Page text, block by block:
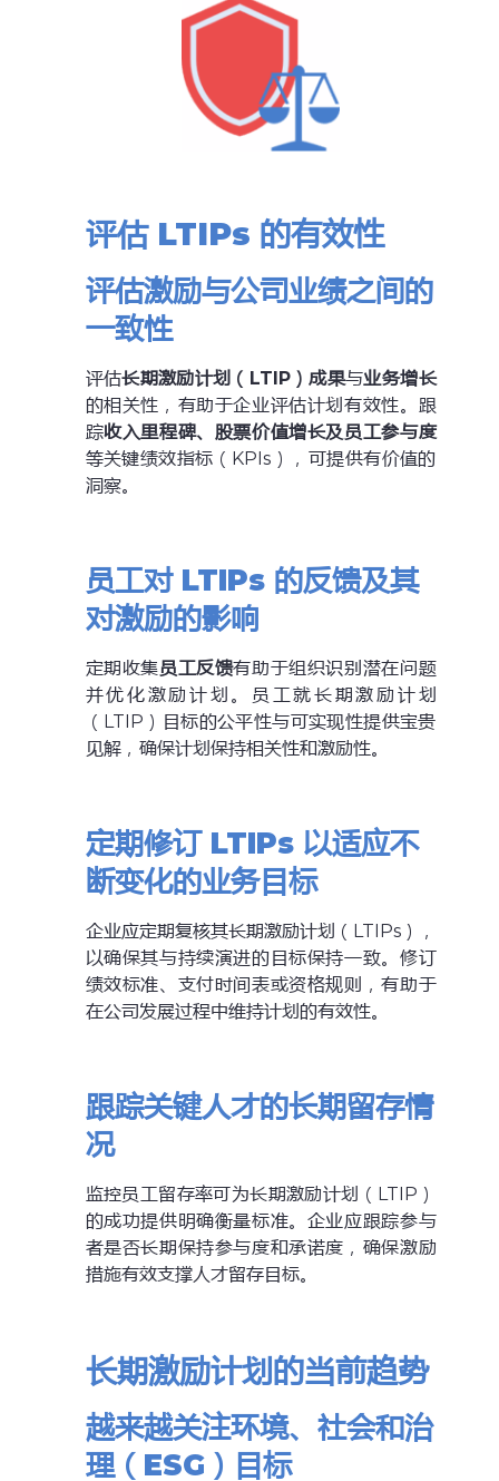
评估 LTIPs 的有效性
评估激励与公司业绩之间的
一致性
评估长期激励计划（LTIP）成果与业务增长
的相关性，有助于企业评估计划有效性。跟
踪收入里程碑、股票价值增长及员工参与度
等关键绩效指标（KPIs），可提供有价值的
洞察。
员工对 LTIPs 的反馈及其
对激励的影响
定期收集员工反馈有助于组织识别潜在问题
并优化激励计划。员工就长期激励计划
（LTIP）目标的公平性与可实现性提供宝贵
见解，确保计划保持相关性和激励性。
定期修订 LTIPs 以适应不
断变化的业务目标
企业应定期复核其长期激励计划（LTIPs），
以确保其与持续演进的目标保持一致。修订
绩效标准、支付时间表或资格规则，有助于
在公司发展过程中维持计划的有效性。
跟踪关键人才的长期留存情
况
监控员工留存率可为长期激励计划（LTIP）
的成功提供明确衡量标准。企业应跟踪参与
者是否长期保持参与度和承诺度，确保激励
措施有效支撑人才留存目标。
长期激励计划的当前趋势
越来越关注环境、社会和治
理（ESG）目标